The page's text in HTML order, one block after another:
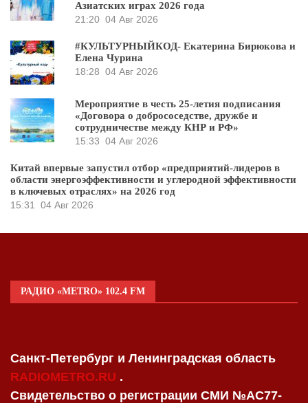
Азиатских играх 2026 года
21:20 04 Авг 2026
#КУЛЬТУРНЫЙКОД- Екатерина Бирюкова и
Елена Чурина
18:28 04 Авг 2026
Мероприятие в честь 25-летия подписания
«Договора о добрососедстве, дружбе и
сотрудничестве между КНР и РФ»
15:33 04 Авг 2026
Китай впервые запустил отбор «предприятий-лидеров в
области энергоэффективности и углеродной эффективности
в ключевых отраслях» на 2026 год
15:31
04 Авг 2026
РАДИО «METRO» 102.4 FM
Санкт-Петербург и Ленинградская область
RADIOMETRO.RU .
Свидетельство о регистрации СМИ №AC77-